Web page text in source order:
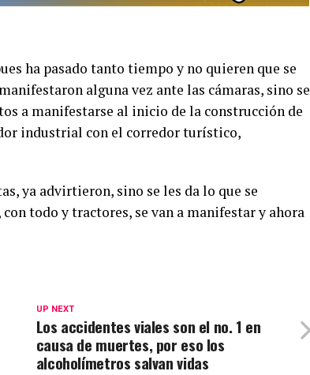
ha pasado tanto tiempo y no quieren que se
alguna vez ante las cámaras, sino se
a manifestarse al inicio de la construcción de
industrial con el corredor turístico,
ya advirtieron, sino se les da lo que se
todo y tractores, se van a manifestar y ahora
UP NEXT
Los accidentes viales son el no. 1 en
causa de muertes, por eso los
alcoholímetros salvan vidas